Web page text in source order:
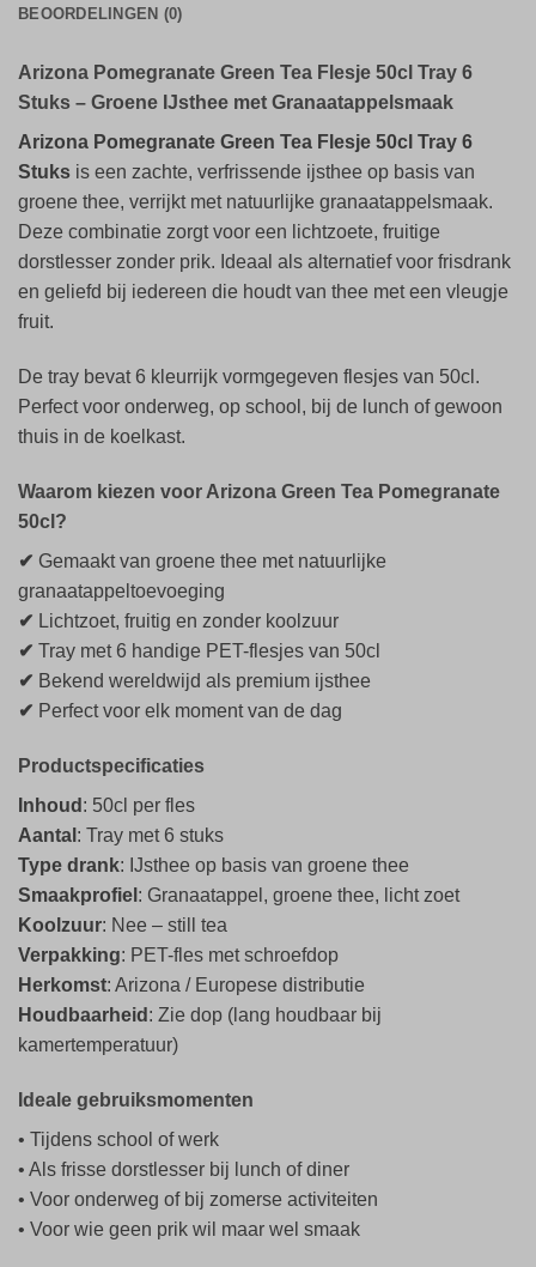
BEOORDELINGEN (0)
Arizona Pomegranate Green Tea Flesje 50cl Tray 6
Stuks – Groene IJsthee met Granaatappelsmaak
Arizona Pomegranate Green Tea Flesje 50cl Tray 6
Stuks is een zachte, verfrissende ijsthee op basis van
groene thee, verrijkt met natuurlijke granaatappelsmaak.
Deze combinatie zorgt voor een lichtzoete, fruitige
dorstlesser zonder prik. Ideaal als alternatief voor frisdrank
en geliefd bij iedereen die houdt van thee met een vleugje
fruit.
De tray bevat 6 kleurrijk vormgegeven flesjes van 50cl.
Perfect voor onderweg, op school, bij de lunch of gewoon
thuis in de koelkast.
Waarom kiezen voor Arizona Green Tea Pomegranate
50cl?
✔ Gemaakt van groene thee met natuurlijke
granaatappeltoevoeging
✔ Lichtzoet, fruitig en zonder koolzuur
✔ Tray met 6 handige PET-flesjes van 50cl
✔ Bekend wereldwijd als premium ijsthee
✔ Perfect voor elk moment van de dag
Productspecificaties
Inhoud : 50cl per fles
Aantal : Tray met 6 stuks
Type drank: IJsthee op basis van groene thee
Smaakprofiel : Granaatappel, groene thee, licht zoet
Koolzuur: Nee – still tea
Verpakking: PET-fles met schroefdop
Herkomst: Arizona / Europese distributie
Houdbaarheid : Zie dop (lang houdbaar bij
kamertemperatuur)
Ideale gebruiksmomenten
• Tijdens school of werk
• Als frisse dorstlesser bij lunch of diner
• Voor onderweg of bij zomerse activiteiten
• Voor wie geen prik wil maar wel smaak